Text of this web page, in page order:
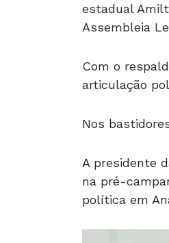
estadual
Assembleia
Com o
articulação
Nos
A presidente
na pré-
política em